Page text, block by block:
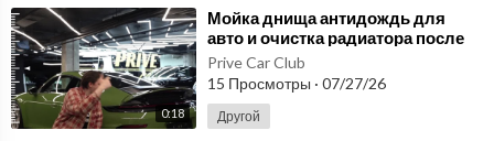
0:18
⁣Мойка днища антидождь для
авто и очистка радиатора после
зимы в PRIVE Car Club Москва
Prive Car Club
15 Просмотры · 07/27/26
Другой